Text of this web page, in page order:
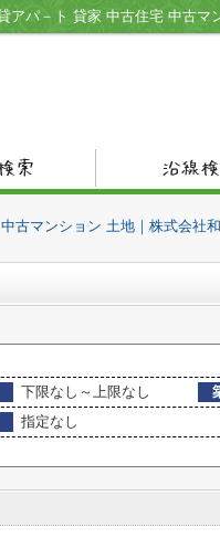
古マンション 土地｜株式会社
下限なし～上限なし
指定なし